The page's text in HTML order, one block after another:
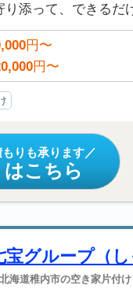
り添って、できるだ
円〜
円〜
りも承ります
こちら
宝グループ（し
北海道稚内市の空き家片付け